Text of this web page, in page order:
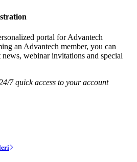
portal for Advantech
an Advantech member, you can
news, webinar invitations and special
7 quick access to your account